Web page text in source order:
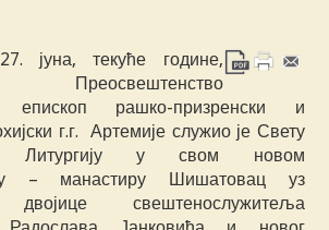
јуна, текуће године,
Преосвештенство
епископ рашко-призренски и
г.г. Артемије служио је Свету
Литургију у свом новом
– манастиру Шишатовац уз
свештенослужитеља